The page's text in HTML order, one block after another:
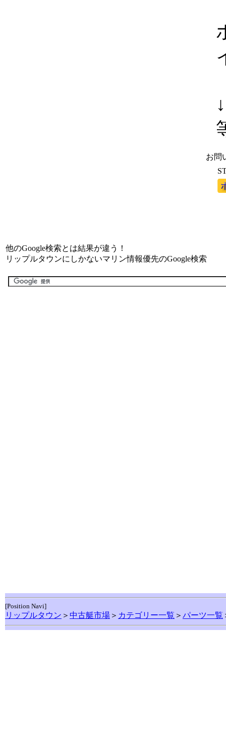
お問
他のGoogle検索とは結果が違う！
リップルタウンにしかないマリン情報優先のGoogle検索
[Position Navi]
リップルタウン ＞ 中古艇市場 ＞ カテゴリー一覧 ＞ パーツ一覧